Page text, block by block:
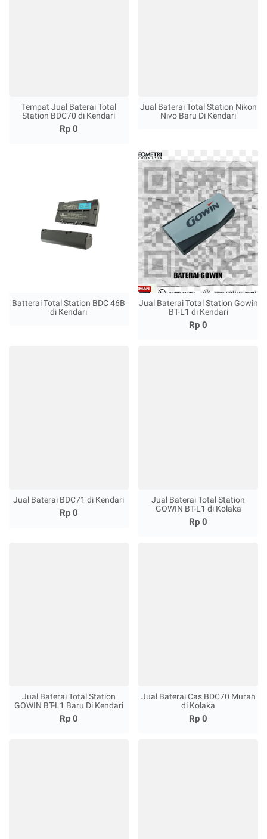
Tempat Jual Baterai Total
Station BDC70 di Kendari
Rp 0
Jual Baterai Total Station Nikon
Nivo Baru Di Kendari
Batterai Total Station BDC 46B
di Kendari
Jual Baterai Total Station Gowin
BT-L1 di Kendari
Rp 0
Jual Baterai BDC71 di Kendari
Rp 0
Jual Baterai Total Station
GOWIN BT-L1 di Kolaka
Rp 0
Jual Baterai Total Station
GOWIN BT-L1 Baru Di Kendari
Rp 0
Jual Baterai Cas BDC70 Murah
di Kolaka
Rp 0